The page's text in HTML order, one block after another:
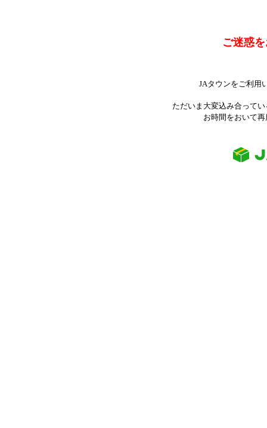
ご迷惑
JAタウンをご利用
ただいま大変込み合って
お時間をおいて